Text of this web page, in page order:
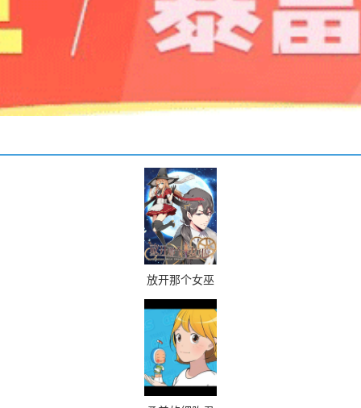
放开那个女巫